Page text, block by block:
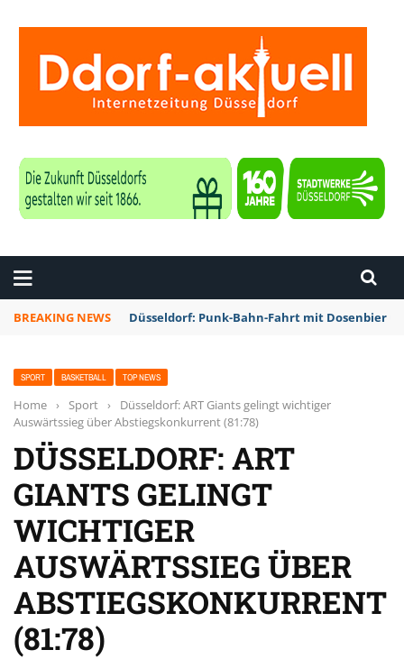
BREAKING NEWS Düsseldorf: Punk-Bahn-Fahrt mit Dosenbier
SPORT BASKETBALL TOP NEWS
Home › Sport ›
Düsseldorf: ART Giants gelingt wichtiger
Auswärtssieg über Abstiegskonkurrent (81:78)
DÜSSELDORF: ART
GIANTS GELINGT
WICHTIGER
AUSWÄRTSSIEG ÜBER
ABSTIEGSKONKURRENT
(81:78)